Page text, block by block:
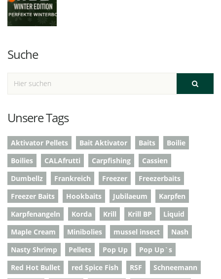
Suche
Unsere Tags
Aktivator Pellets Bait Aktivator Baits
Boilie
Boilies
CALAfrutti Carpfishing
Cassien
Dumbellz
Frankreich Freezer
Freezerbaits
Freezer Baits
Hookbaits Jubilaeum
Karpfen
Karpfenangeln
Korda Krill Krill BP
Liquid
Maple Cream
Minibolies mussel insect
Nash
Nasty Shrimp
Pellets Pop Up
Pop Up`s
Red Hot Bullet
red Spice Fish RSF
Schneemann